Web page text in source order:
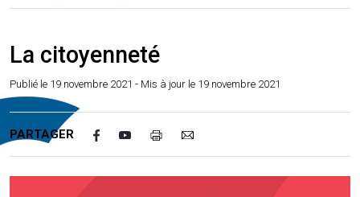
La citoyenneté
Publié le 19 novembre 2021 - Mis à jour le 19 novembre 2021
PARTAGER